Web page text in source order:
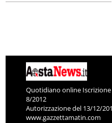
Quotidiano online
8/2012
Autorizzazione del 13/12/
www.gazzettamatin.com